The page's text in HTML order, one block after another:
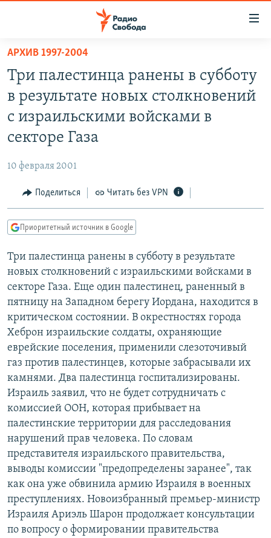
упрощенного
доступа
основному
содержанию
навигации
Вернутся
ПОДКАСТЫ
АВТОРСКИЕ ПРОЕКТЫ
ЦИТАТЫ СВОБОДЫ
КУЛЬТУРА
IDEL.РЕАЛИИ
КАВКАЗ.РЕАЛИИ
СИБИРЬ.РЕАЛИИ
РАСПИСАНИЕ ВЕЩАНИЯ
ПОДПИШИТЕСЬ НА РАССЫЛКУ
СОЦИАЛЬНЫЕ СЕТИ
Все сайты РСЕ/РС
АРХИВ 1997-2004
Три палестинца ранены в субботу
в результате новых столкновений
с израильскими войсками в
секторе Газа
10 февраля 2001
Поделиться Читать без VPN
Приоритетный источник в Google
Три палестинца ранены в субботу в результате
новых столкновений с израильскими войсками в
секторе Газа. Еще один палестинец, раненный в
пятницу на Западном берегу Иордана, находится в
критическом состоянии. В окрестностях города
Хеброн израильские солдаты, охраняющие
еврейские поселения, применили слезоточивый
газ против палестинцев, которые забрасывали их
камнями. Два палестинца госпитализированы.
Израиль заявил, что не будет сотрудничать с
комиссией ООН, которая прибывает на
палестинские территории для расследования
нарушений прав человека. По словам
представителя израильского правительства,
выводы комиссии "предопределены заранее", так
как она уже обвинила армию Израиля в военных
преступлениях. Новоизбранный премьер-министр
Израиля Ариэль Шарон продолжает консультации
по вопросу о формировании правительства